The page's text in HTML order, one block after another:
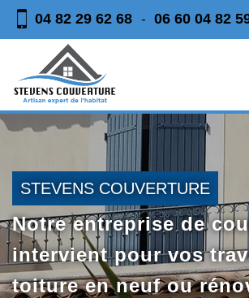
04 82 29 62 68 - 06 60 04 82
STEVENS COUVERTURE
Notre entreprise de
intervient pour vos
toiture en neuf ou